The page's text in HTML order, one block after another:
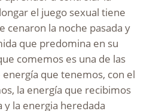
el juego sexual tiene
cenaron la noche pasada y
que predomina en su
comemos es una de las
que tenemos, con el
la energía que recibimos
y la energia heredada